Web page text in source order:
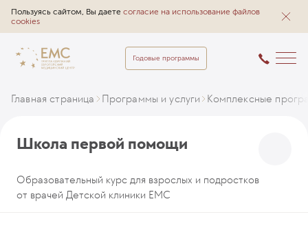
Пользуясь сайтом, Вы даете согласие на использование файлов
cookies
Годовые программы
Главная страница Программы и услуги Комплексные
Школа первой помощи
Образовательный курс для взрослых и подростков
от врачей Детской клиники EMC